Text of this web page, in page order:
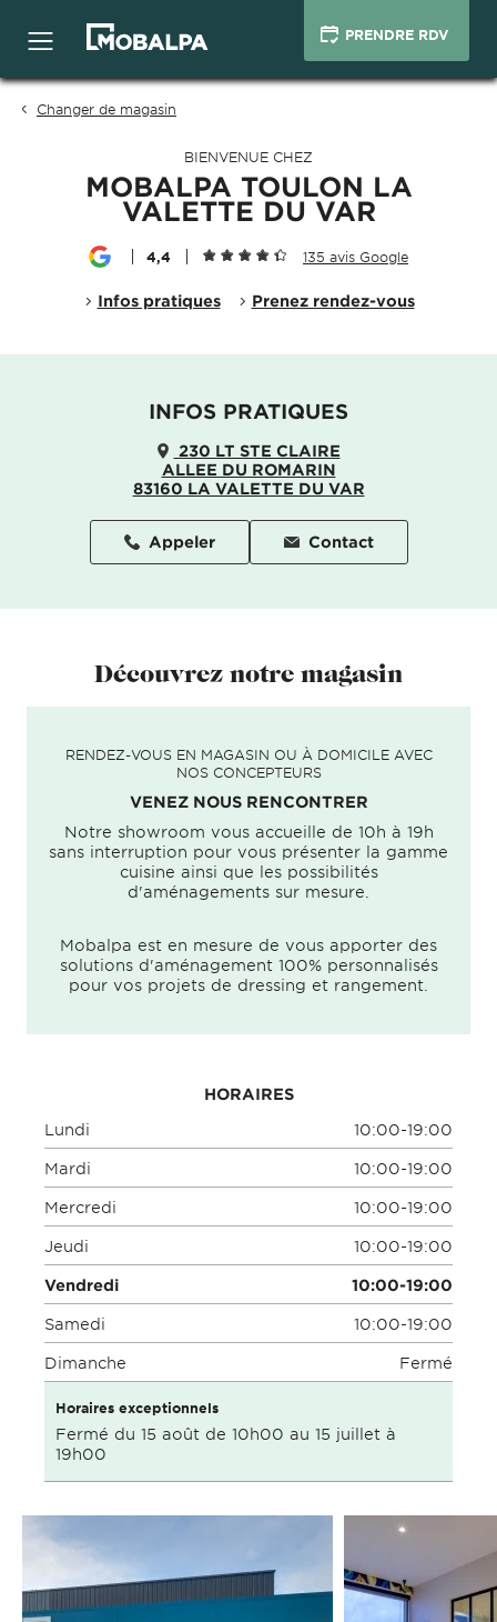
PRENDRE RDV
Changer de magasin
BIENVENUE CHEZ
MOBALPA TOULON LA
VALETTE DU VAR
4,4 135 avis Google
Infos pratiques Prenez rendez-vous
INFOS PRATIQUES
230 LT STE CLAIRE
ALLEE DU ROMARIN
83160 LA VALETTE DU VAR
Appeler Contact
Découvrez notre magasin
RENDEZ-VOUS EN MAGASIN OU À DOMICILE AVEC
NOS CONCEPTEURS
VENEZ NOUS RENCONTRER
Notre showroom vous accueille de 10h à 19h
sans interruption pour vous présenter la gamme
cuisine ainsi que les possibilités
d'aménagements sur mesure.
Mobalpa est en mesure de vous apporter des
solutions d'aménagement 100% personnalisés
pour vos projets de dressing et rangement.
HORAIRES
Lundi
10:00-19:00
Mardi 10:00-19:00
Mercredi 10:00-19:00
Jeudi 10:00-19:00
Vendredi 10:00-19:00
Samedi 10:00-19:00
Dimanche Fermé
Horaires exceptionnels
Fermé du 15 août de 10h00 au 15 juillet à
19h00